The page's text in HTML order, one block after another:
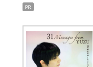
PR